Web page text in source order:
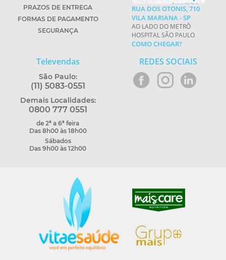
PRAZOS DE ENTREGA
FORMAS DE PAGAMENTO
SEGURANÇA
RUA DOS OTONIS, 710
VILA MARIANA - SP
AO LADO DO METRÔ
HOSPITAL SÃO PAULO
COMO CHEGAR?
Televendas
São Paulo:
(11) 5083-0551
Demais Localidades:
0800 777 0551
de 2ª a 6ª feira
Das 8h00 às 18h00
Sábados
Das 9h00 às 12h00
REDES SOCIAIS